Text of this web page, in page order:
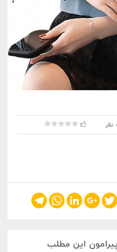
Twitter
Google+
LinkedIn
WhatsApp
Telegram
این مطلب